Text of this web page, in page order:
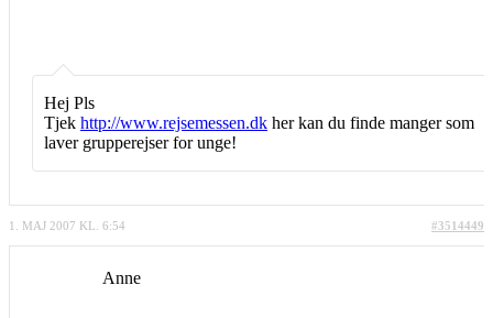
Hej Pls
Tjek http://www.rejsemessen.dk her kan du finde manger som
laver grupperejser for unge!
1. MAJ 2007 KL. 6:54 #3514449
Anne